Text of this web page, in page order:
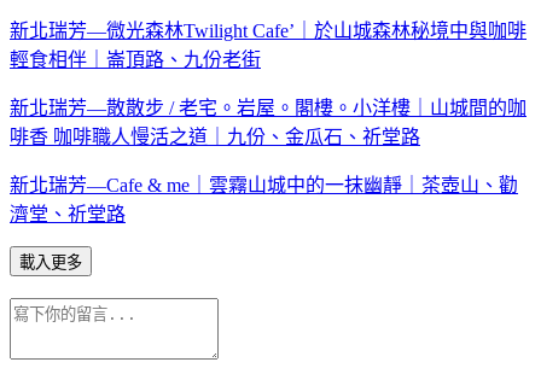
新北瑞芳—微光森林Twilight Cafe’｜於山城森林秘境中與咖啡
輕食相伴｜崙頂路、九份老街
新北瑞芳—散散步 / 老宅。岩屋。閣樓。小洋樓｜山城間的咖
啡香 咖啡職人慢活之道｜九份、金瓜石、祈堂路
新北瑞芳—Cafe & me｜雲霧山城中的一抹幽靜｜茶壺山、勸
濟堂、祈堂路
載入更多